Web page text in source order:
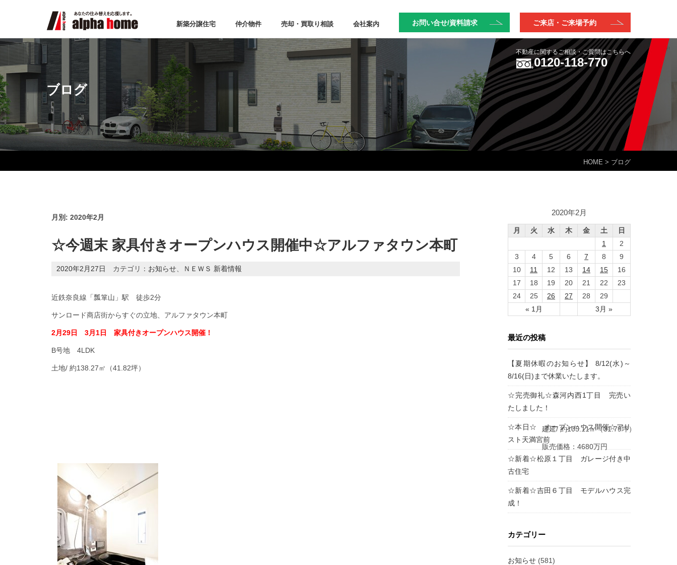
新築分譲住宅 仲介物件 売却・買取り相談 会社案内 お問い合せ/資料請求 ご来店・ご来場予約
不動産に関するご相談・ご質問はこちらへ
0120-118-770
ブログ
HOME > ブログ
月別: 2020年2月
☆今週末 家具付きオープンハウス開催中☆アルファタウン本町
2020年2月27日 カテゴリ： お知らせ ＮＥＷＳ 新着情報
近鉄奈良線「瓢箪山」駅 徒歩2分
サンロード商店街からすぐの立地、アルファタウン本町
2月29日 3月1日 家具付きオープンハウス開催！
B号地 4LDK
土地/ 約138.27㎡（41.82坪）
建延/ 約105.11㎡（31.79坪）
販売価格：4680万円
2020年2月
月 火 水 木 金 土 日
« 1月 3月 »
1
2
3
4 5 6 7 8
9
10
11 12 13 14 15
16
17
18 19 20 21 22
23
24
25 26 27 28 29
最近の投稿
【夏期休暇のお知らせ】 8/12(水)～
8/16(日)まで休業いたします。
☆完売御礼☆森河内西1丁目 完売い
たしました！
☆本日☆ オープンハウス開催☆アリ
スト天満宮前
☆新着☆松原１丁目 ガレージ付き中
古住宅
☆新着☆吉田６丁目 モデルハウス完
成！
カテゴリー
お知らせ (581)